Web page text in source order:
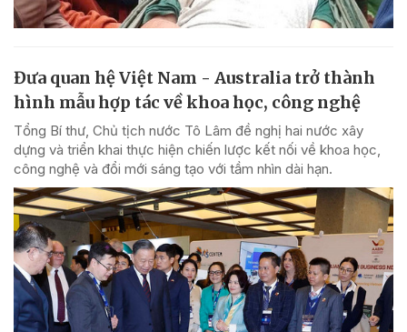
Đưa quan hệ Việt Nam - Australia trở thành
hình mẫu hợp tác về khoa học, công nghệ
Tổng Bí thư, Chủ tịch nước Tô Lâm đề nghị hai nước xây
dựng và triển khai thực hiện chiến lược kết nối về khoa học,
công nghệ và đổi mới sáng tạo với tầm nhìn dài hạn.